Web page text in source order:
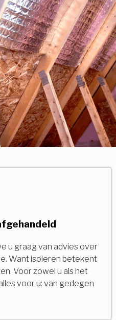
u graag van advies over
Want isoleren betekent
Voor zowel u als het
voor u: van gedegen